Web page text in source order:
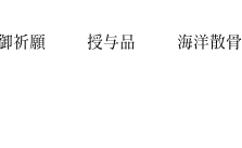
祈願 授与品 海洋散骨